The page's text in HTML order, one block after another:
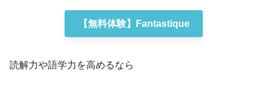
【無料体験】Fantastique
読解力や語学力を高めるなら